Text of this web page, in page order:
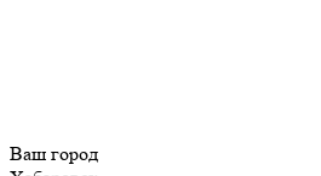
Ваш город